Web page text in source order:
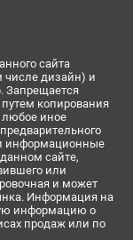
сайта
числе дизайн) и
Запрещается
копирования
любое иное
информационные
сайте,
или
и может
Информация на
информацию о
продаж или по